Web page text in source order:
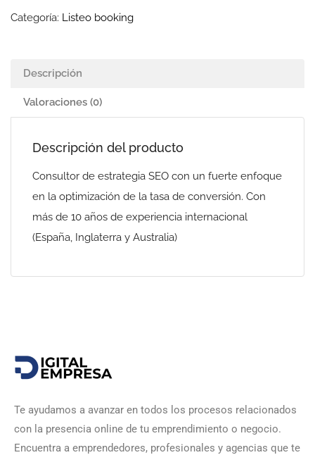
Categoría: Listeo booking
Descripción
Valoraciones (0)
Descripción del producto
Consultor de estrategia SEO con un fuerte enfoque
en la optimización de la tasa de conversión. Con
más de 10 años de experiencia internacional
(España, Inglaterra y Australia)
Te ayudamos a avanzar en todos los procesos relacionados
con la presencia online de tu emprendimiento o negocio.
Encuentra a emprendedores, profesionales y agencias que te